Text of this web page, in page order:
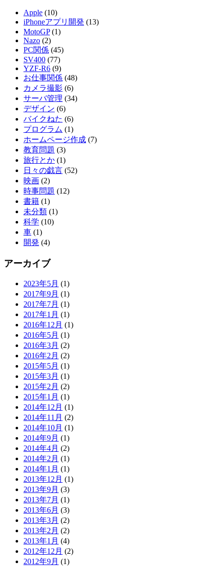
Apple (10)
iPhoneアプリ開発 (13)
MotoGP(1)
Nazo (2)
PC関係 (45)
SV400 (77)
YZF-R6 (9)
お仕事関係 (48)
カメラ撮影 (6)
サーバ管理 (34)
デザイン (6)
バイクねた (6)
プログラム (1)
ホームページ作成 (7)
教育問題 (3)
旅行とか (1)
日々の戯言 (52)
映画 (2)
時事問題 (12)
書籍 (1)
未分類 (1)
科学 (10)
車 (1)
開発 (4)
アーカイブ
2023年5月 (1)
2017年9月 (1)
2017年7月 (1)
2017年1月 (1)
2016年12月 (1)
2016年5月 (1)
2016年3月 (2)
2016年2月 (2)
2015年5月 (1)
2015年3月 (1)
2015年2月 (2)
2015年1月 (1)
2014年12月 (1)
2014年11月 (2)
2014年10月 (1)
2014年9月 (1)
2014年4月 (2)
2014年2月 (1)
2014年1月 (1)
2013年12月 (1)
2013年9月 (3)
2013年7月 (1)
2013年6月 (3)
2013年3月 (2)
2013年2月 (2)
2013年1月 (4)
2012年12月 (2)
2012年9月 (1)